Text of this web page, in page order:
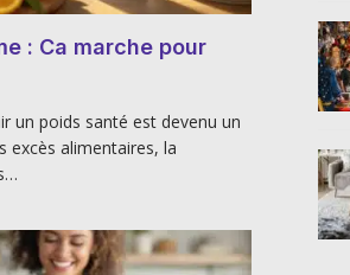
: Ca marche pour
un poids santé est devenu un
excès alimentaires, la